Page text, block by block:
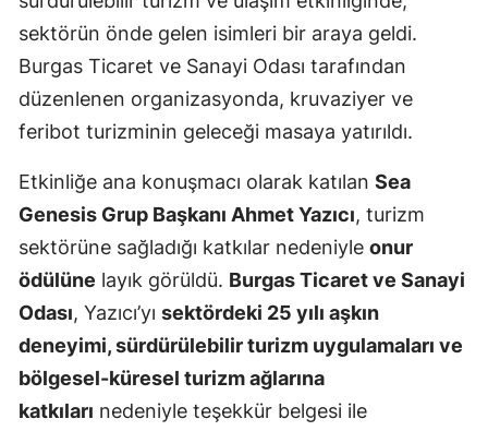
sektörün önde gelen isimleri bir araya geldi.
Burgas Ticaret ve Sanayi Odası tarafından
düzenlenen organizasyonda, kruvaziyer ve
feribot turizminin geleceği masaya yatırıldı.
Etkinliğe ana konuşmacı olarak katılan Sea
Genesis Grup Başkanı Ahmet Yazıcı, turizm
sektörüne sağladığı katkılar nedeniyle onur
ödülüne layık görüldü. Burgas Ticaret ve Sanayi
Odası, Yazıcı’yı sektördeki 25 yılı aşkın
deneyimi, sürdürülebilir turizm uygulamaları ve
bölgesel-küresel turizm ağlarına
katkıları nedeniyle teşekkür belgesi ile